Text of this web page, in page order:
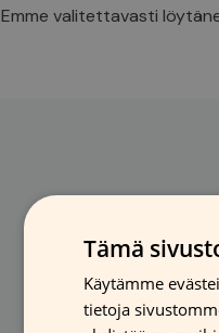
Emme valitettavasti
Tämä
Käytämme
tietoja